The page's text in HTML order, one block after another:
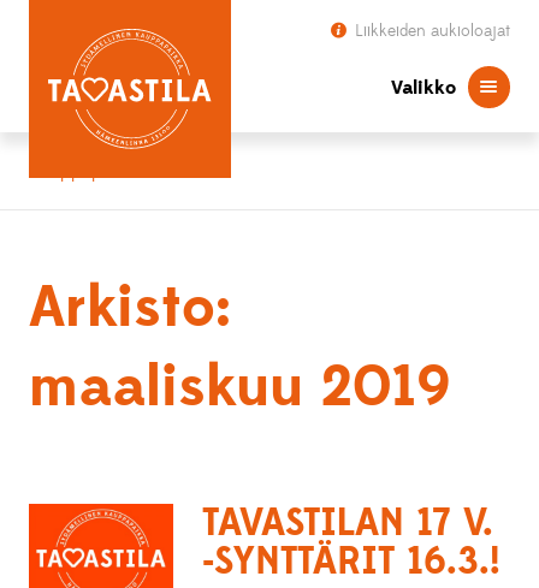
Liikkeiden aukioloajat
Valikko
Arkisto:
maaliskuu 2019
TAVASTILAN 17 V.
-SYNTTÄRIT 16.3.!